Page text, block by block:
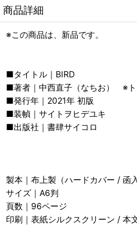
商品詳細
※この商品は、新品です。
■タイトル｜BIRD
■著者｜中西直子（なちお） ※ト
■発行年｜2021年 初版
■装幀｜サイトヲヒデユキ
■出版社｜書肆サイコロ
製本｜布上製（ハードカバー / 函入
サイズ｜A6判
頁数｜96ページ
印刷｜表紙シルクスクリーン / 本